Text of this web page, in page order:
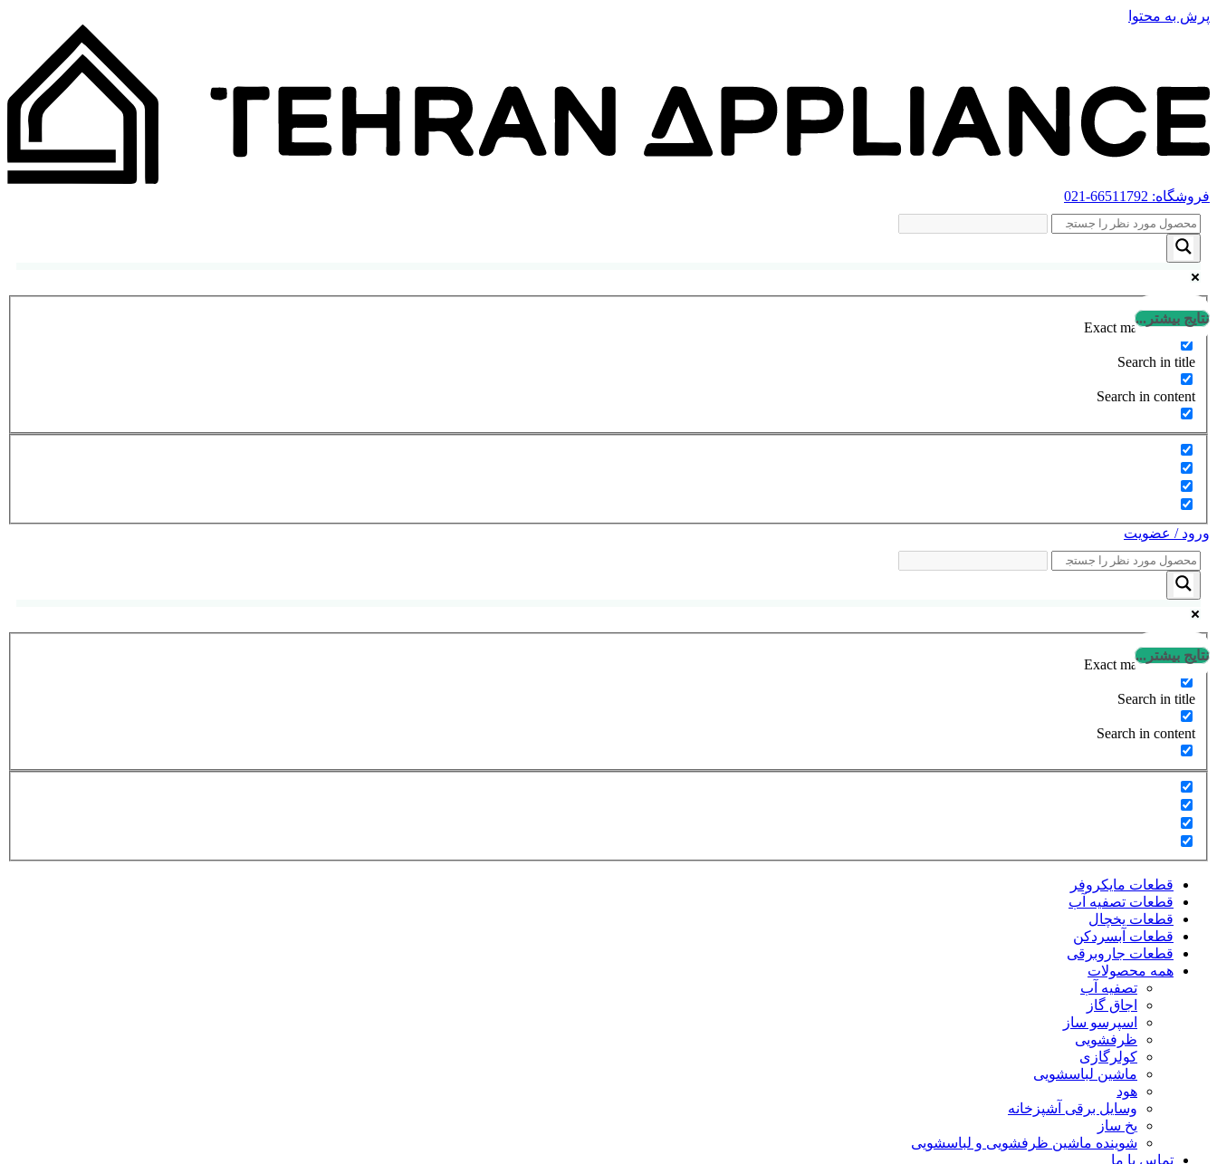
پرش به محتوا
فروشگاه: 66511792
-021
نتایج بیشتر...
Exact matches only
Search in title
Search in content
ورود / عضویت
نتایج بیشتر...
Exact matches only
Search in title
Search in content
قطعات مایکروفر
قطعات تصفیه آب
قطعات یخچال
قطعات آبسردکن
قطعات جاروبرقی
همه محصولات
تصفیه آب
اجاق گاز
اسپرسو ساز
ظرفشویی
کولرگازی
ماشین لباسشویی
هود
وسایل برقی آشپزخانه
یخ ساز
شوینده ماشین ظرفشویی و لباسشویی
تماس با ما